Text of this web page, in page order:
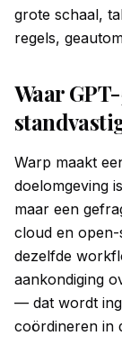
grote schaal,
regels,
Waar
Warp maakt
doelomgeving
maar een
cloud en
dezelfde
aankondiging
— dat wordt
coördineren in